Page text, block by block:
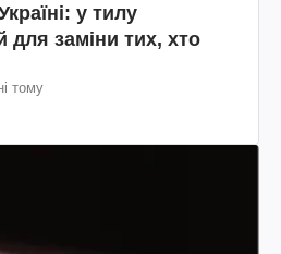
у тилу
для заміни тих, хто
тому